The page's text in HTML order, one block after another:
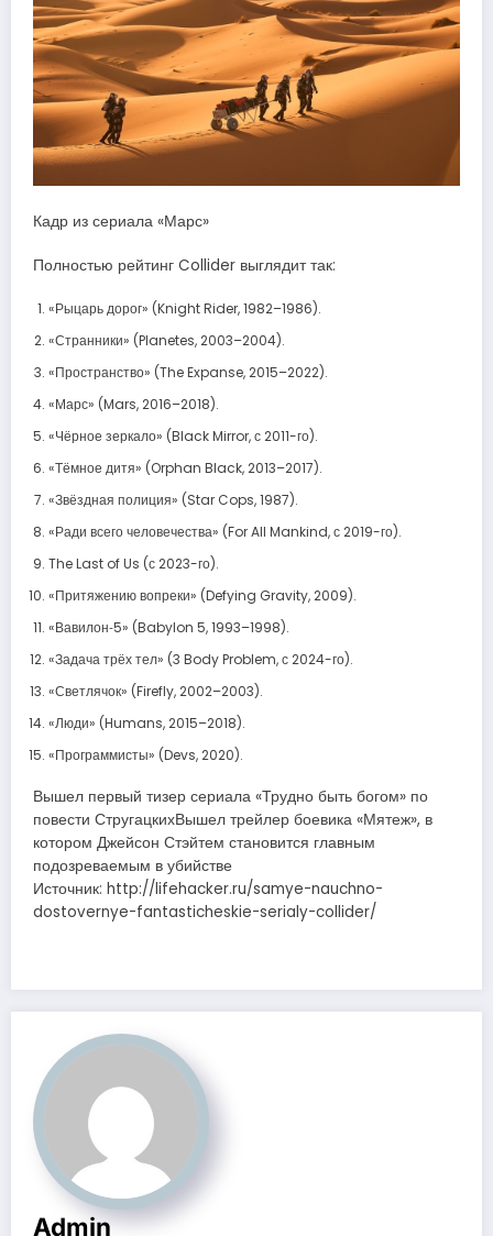
Кадр из сериала «Марс»
Полностью рейтинг Collider выглядит так:
«Рыцарь дорог» (Knight Rider, 1982–1986).
«Странники» (Planetes, 2003–2004).
«Пространство» (The Expanse, 2015–2022).
«Марс» (Mars, 2016–2018).
«Чёрное зеркало» (Black Mirror, с 2011-го).
«Тёмное дитя» (Orphan Black, 2013–2017).
«Звёздная полиция» (Star Cops, 1987).
«Ради всего человечества» (For All Mankind, с 2019-го).
The Last of Us (с 2023-го).
«Притяжению вопреки» (Defying Gravity, 2009).
«Вавилон‑5» (Babylon 5, 1993–1998).
«Задача трёх тел» (3 Body Problem, с 2024-го).
«Светлячок» (Firefly, 2002–2003).
«Люди» (Humans, 2015–2018).
«Программисты» (Devs, 2020).
Вышел первый тизер сериала «Трудно быть богом» по
повести СтругацкихВышел трейлер боевика «Мятеж», в
котором Джейсон Стэйтем становится главным
подозреваемым в убийстве
Источник: http://lifehacker.ru/samye-nauchno-
dostovernye-fantasticheskie-serialy-collider/
Admin